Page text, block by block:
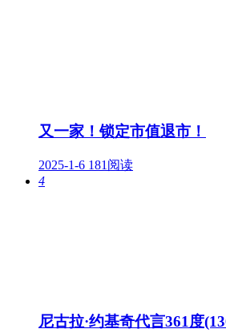
又一家！锁定市值退市！
2025-1-6 181阅读
4
尼古拉·约基奇代言361度